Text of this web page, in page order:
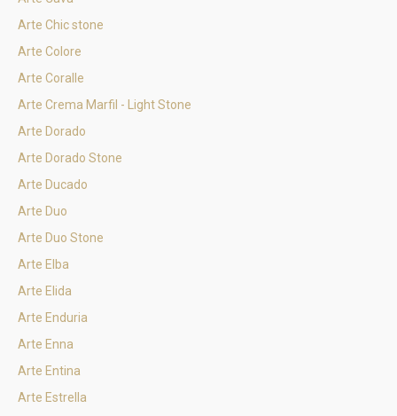
Arte Chic stone
Arte Colore
Arte Coralle
Arte Crema Marfil - Light Stone
Arte Dorado
Arte Dorado Stone
Arte Ducado
Arte Duo
Arte Duo Stone
Arte Elba
Arte Elida
Arte Enduria
Arte Enna
Arte Entina
Arte Estrella